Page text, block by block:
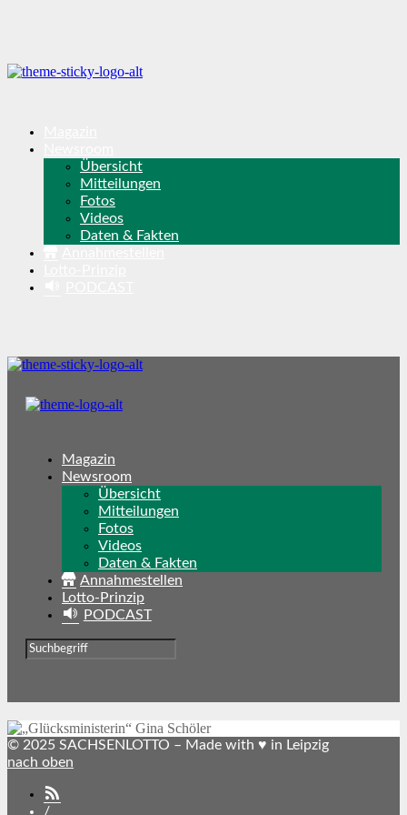
Übersicht
Mitteilungen
Fotos
Videos
Daten & Fakten
Magazin
Newsroom
Übersicht
Mitteilungen
Fotos
Videos
Daten & Fakten
Annahmestellen
Lotto-Prinzip
PODCAST
© 2025 SACHSENLOTTO – Made with ♥ in Leipzig
nach oben
/